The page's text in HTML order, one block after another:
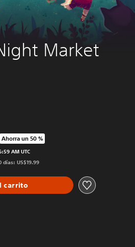
Market
precio original de US$19.99
Ahorra un 50 %
AM UTC
US$19.99
carrito